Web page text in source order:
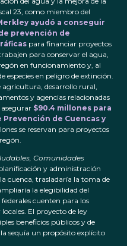
23, como miembro del
ayudó a conseguir
prevención de
para financiar proyectos
para conservar el agua,
en funcionamiento y, al
en peligro de extinción.
agricultura, desarrollo rural,
y agencias relacionadas
$90.4 millones para
de Cuencas y
se reservan para proyectos
Comunidades
y administración
cuenca, trasladaría la toma de
la elegibilidad del
cuenten para los
El proyecto de ley
beneficios públicos y de
sequía un propósito explícito